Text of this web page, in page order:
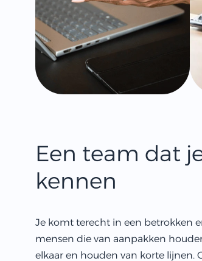
Een team dat
kennen
Je komt terecht in een betrokken
mensen die van aanpakken
elkaar en houden van korte lijnen.